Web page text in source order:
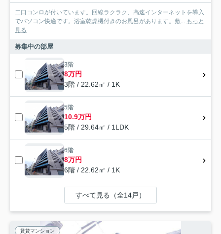
二口コンロが付いています。回線ラクラク、高速インターネットを導入
でパソコン快適です。浴室乾燥機付きのお風呂があります。敷...
もっと
見る
募集中の部屋
3階
8万円
3階 / 22.62㎡ / 1K
5階
10.9万円
5階 / 29.64㎡ / 1LDK
6階
8万円
6階 / 22.62㎡ / 1K
すべて見る（全14戸）
賃貸マンション